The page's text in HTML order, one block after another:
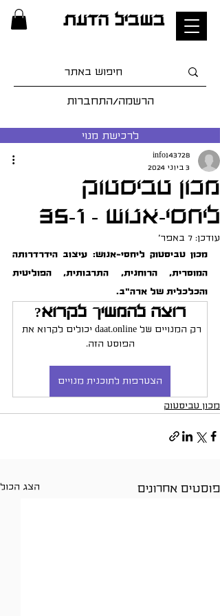
בשביל הדעת
הרשמה/התחברות
לרכישת מנוי
מכון טביסטוק
ליחסי-אנוש - 35-1
info143728
3 ביוני 2024
עודכן: 7 באפר׳
והכלכלית של ארה"ב.
רוצה להמשיך לקרוא?
רק המנויים של daat.online יכולים לקרוא את
הפוסט הזה.
הצטרפות לתוכנית מנויים
מכון טביסטוק
פוסטים אחרונים הצג הכול